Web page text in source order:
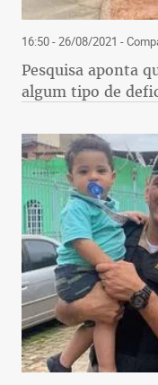
16:50 - 26/08/2021 -
Pesquisa aponta
algum tipo de